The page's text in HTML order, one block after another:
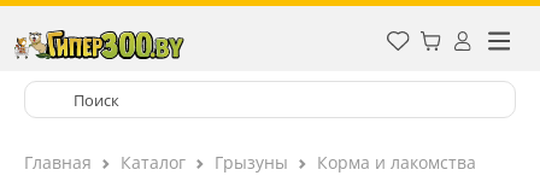
Главная Каталог Грызуны Корма и лакомства